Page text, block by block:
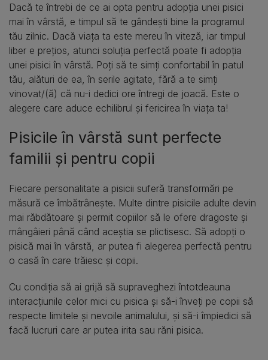
Dacă te întrebi de ce ai opta pentru adopția unei pisici
mai în vârstă, e timpul să te gândești bine la programul
tău zilnic. Dacă viața ta este mereu în viteză, iar timpul
liber e prețios, atunci soluția perfectă poate fi adopția
unei pisici în vârstă. Poți să te simți confortabil în patul
tău, alături de ea, în serile agitate, fără a te simți
vinovat/(ă) că nu-i dedici ore întregi de joacă. Este o
alegere care aduce echilibrul și fericirea în viața ta!
Pisicile în vârstă sunt perfecte
familii și pentru copii
Fiecare personalitate a pisicii suferă transformări pe
măsură ce îmbătrânește. Multe dintre pisicile adulte devin
mai răbdătoare și permit copiilor să le ofere dragoste și
mângâieri până când aceștia se plictisesc. Să adopți o
pisică mai în vârstă, ar putea fi alegerea perfectă pentru
o casă în care trăiesc și copii.
Cu condiția să ai grijă să supraveghezi întotdeauna
interacțiunile celor mici cu pisica și să-i înveți pe copii să
respecte limitele și nevoile animalului, și să-i împiedici să
facă lucruri care ar putea irita sau răni pisica.